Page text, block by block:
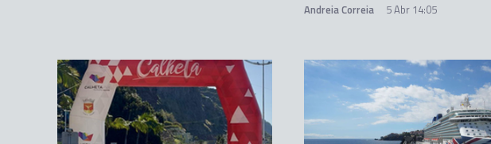
Andreia Correia 5 Abr 14:05